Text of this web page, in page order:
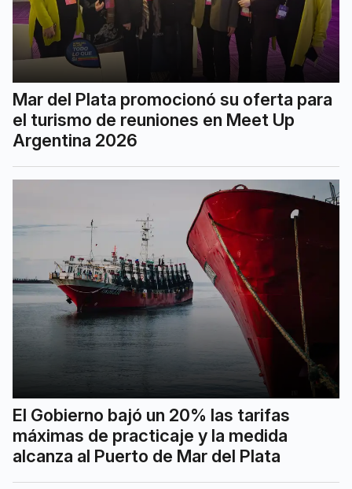
Mar del Plata promocionó su oferta para
el turismo de reuniones en Meet Up
Argentina 2026
El Gobierno bajó un 20% las tarifas
máximas de practicaje y la medida
alcanza al Puerto de Mar del Plata